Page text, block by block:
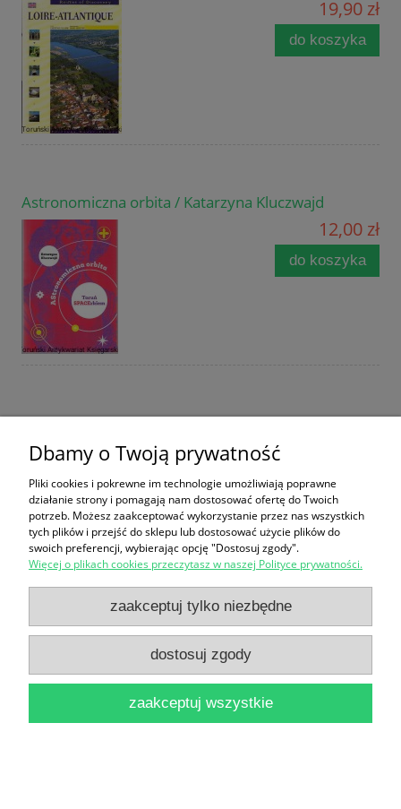
19,90 zł
do koszyka
Astronomiczna orbita / Katarzyna Kluczwajd
12,00 zł
do koszyka
Rzym i Watykan / Cinzia Valigi
do koszyka
Lublin / Włodzimierz Wójcikowski
12,90 zł
Dbamy o Twoją prywatność
Pliki cookies i pokrewne im technologie umożliwiają poprawne
działanie strony i pomagają nam dostosować ofertę do Twoich
potrzeb. Możesz zaakceptować wykorzystanie przez nas wszystkich
tych plików i przejść do sklepu lub dostosować użycie plików do
swoich preferencji, wybierając opcję "Dostosuj zgody".
Więcej o plikach cookies przeczytasz w naszej Polityce prywatności.
zaakceptuj tylko niezbędne
dostosuj zgody
zaakceptuj wszystkie